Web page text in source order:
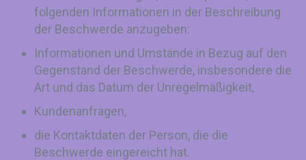
folgenden Informationen in der Beschreibung
der Beschwerde anzugeben:
Informationen und Umstände in Bezug auf den
Gegenstand der Beschwerde, insbesondere die
Art und das Datum der Unregelmäßigkeit,
Kundenanfragen,
die Kontaktdaten der Person, die die
Beschwerde eingereicht hat.